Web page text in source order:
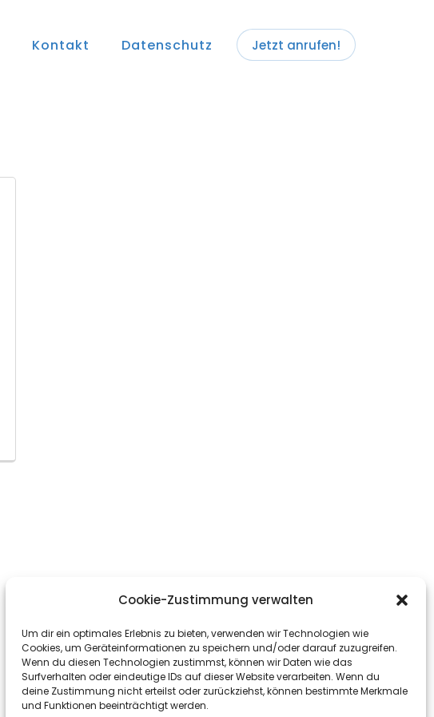
Cookie-Zustimmung verwalten
Um dir ein optimales Erlebnis zu bieten, verwenden wir Technologien wie
Cookies, um Geräteinformationen zu speichern und/oder darauf zuzugreifen.
Wenn du diesen Technologien zustimmst, können wir Daten wie das
Surfverhalten oder eindeutige IDs auf dieser Website verarbeiten. Wenn du
deine Zustimmung nicht erteilst oder zurückziehst, können bestimmte Merkmale
und Funktionen beeinträchtigt werden.
Jetzt anrufen!
Kontakt Datenschutz